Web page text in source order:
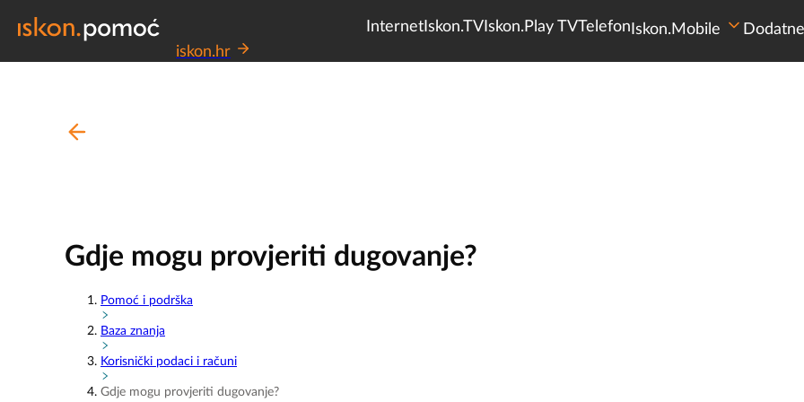
InternetIskon.TVIskon.Play TVTelefon Iskon.Mobile
iskon.hr
Gdje mogu provjeriti dugovanje?
Pomoć i podrška
Baza znanja
Korisnički podaci i računi
Gdje mogu provjeriti dugovanje?